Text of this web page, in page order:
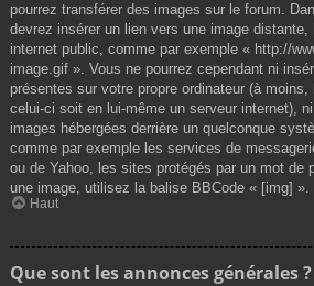
pourrez transférer des images sur le forum.
devrez insérer un lien vers une image distante,
internet public, comme par exemple « http://
image.gif ». Vous ne pourrez cependant ni
présentes sur votre propre ordinateur (à
celui-ci soit en lui-même un serveur internet),
images hébergées derrière un quelconque
comme par exemple les services de
ou de Yahoo, les sites protégés par un mot de
une image, utilisez la balise BBCode « [img] ».
Haut
Que sont les annonces générales ?